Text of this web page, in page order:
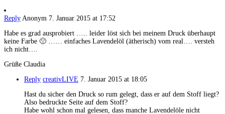
Reply Anonym 7. Januar 2015 at 17:52
Habe es grad ausprobiert ….. leider löst sich bei meinem Druck überhaupt
keine Farbe 🙁 …… einfaches Lavendelöl (ätherisch) vom real…. versteh
ich nicht….
Grüße Claudia
Reply creativLIVE 7. Januar 2015 at 18:05
Hast du sicher den Druck so rum gelegt, dass er auf dem Stoff liegt?
Also bedruckte Seite auf dem Stoff?
Habe wohl schon mal gelesen, dass manche Lavendelöle nicht